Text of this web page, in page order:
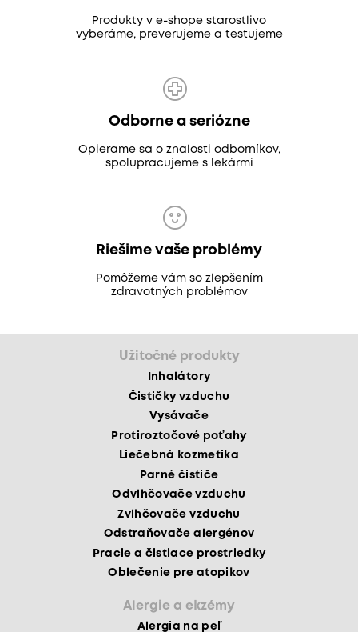
Produkty v e-shope starostlivo
vyberáme, preverujeme a testujeme
Odborne a seriózne
Opierame sa o znalosti odborníkov,
spolupracujeme s lekármi
Riešime vaše problémy
Pomôžeme vám so zlepšením
zdravotných problémov
Užitočné produkty
Inhalátory
Čističky vzduchu
Vysávače
Protiroztočové poťahy
Liečebná kozmetika
Parné čističe
Odvlhčovače vzduchu
Zvlhčovače vzduchu
Odstraňovače alergénov
Pracie a čistiace prostriedky
Oblečenie pre atopikov
Alergie a ekzémy
Alergia na peľ